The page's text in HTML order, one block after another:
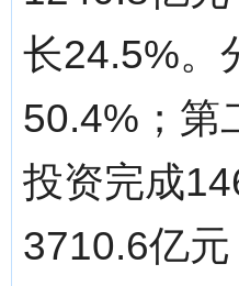
长24.5%。
50.4%；第
投资完成
3710.6亿